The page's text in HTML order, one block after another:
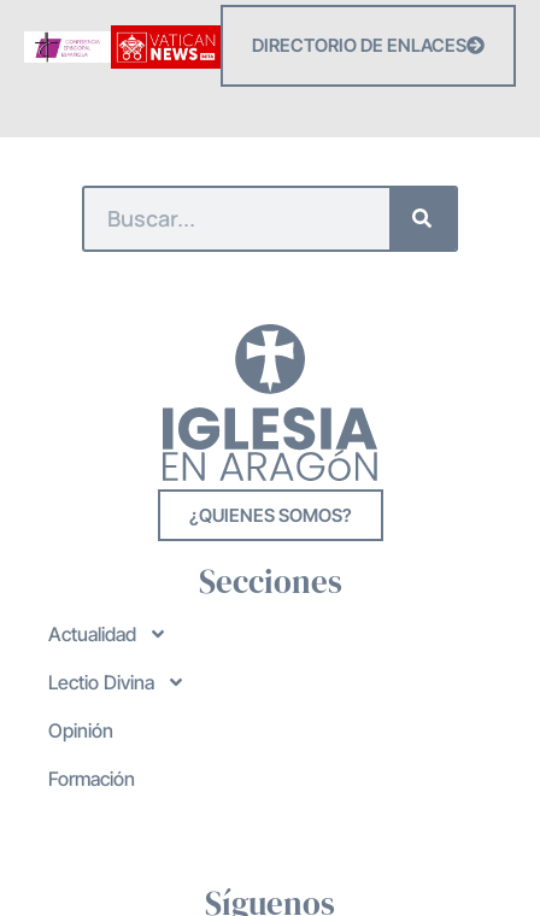
DIRECTORIO DE ENLACES
¿QUIENES SOMOS?
Secciones
Actualidad
Lectio Divina
Opinión
Formación
Síguenos